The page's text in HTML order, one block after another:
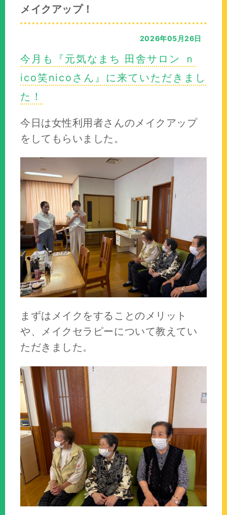
置：
メイクアップ！
2026年05月26日
今月も『元気なまち 田舎サロン ｎ
ico笑nicoさん』に来ていただきまし
た！
今日は女性利用者さんのメイクアップ
をしてもらいました。
まずはメイクをすることのメリット
や、メイクセラピーについて教えてい
ただきました。